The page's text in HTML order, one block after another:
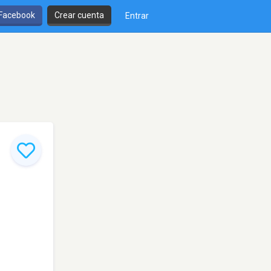
Crear cuenta Entrar